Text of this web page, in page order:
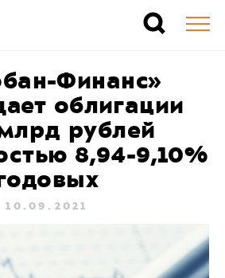
Финанс»
облигации
рублей
8,94-9,10%
10.09.2021